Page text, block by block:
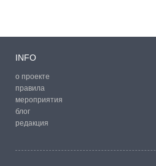
INFO
о проекте
правила
мероприятия
блог
редакция